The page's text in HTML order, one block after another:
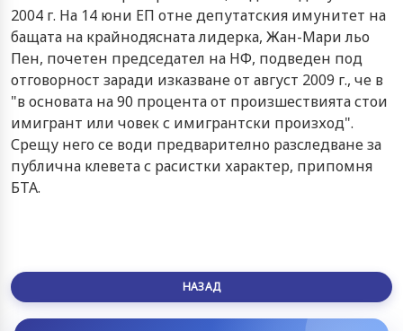
2004 г. На 14 юни ЕП отне депутатския имунитет на
бащата на крайнодясната лидерка, Жан-Мари льо
Пен, почетен председател на НФ, подведен под
отговорност заради изказване от август 2009 г., че в
"в основата на 90 процента от произшествията стои
имигрант или човек с имигрантски произход".
Срещу него се води предварително разследване за
публична клевета с расистки характер, припомня
БТА.
НАЗАД